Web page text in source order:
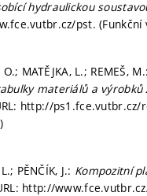
hydraulickou
pst. (Funkční
MATĚJKA, L.; REMEŠ, M.:
materiálů a výrobků
http://ps1.fce.vutbr.cz/
PĚNČÍK, J.: Kompozitní
http://